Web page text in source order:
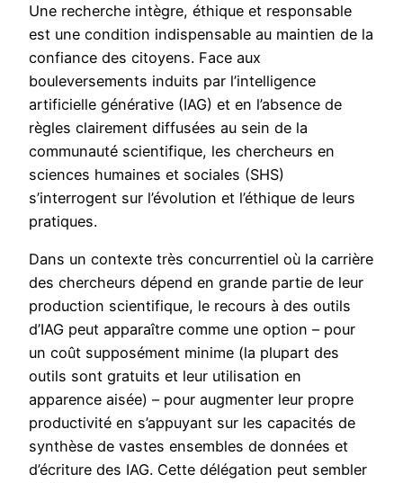
Une recherche intègre, éthique et responsable
est une condition indispensable au maintien de la
confiance des citoyens. Face aux
bouleversements induits par l’intelligence
artificielle générative (IAG) et en l’absence de
règles clairement diffusées au sein de la
communauté scientifique, les chercheurs en
sciences humaines et sociales (SHS)
s’interrogent sur l’évolution et l’éthique de leurs
pratiques.
Dans un contexte très concurrentiel où la carrière
des chercheurs dépend en grande partie de leur
production scientifique, le recours à des outils
d’IAG peut apparaître comme une option – pour
un coût supposément minime (la plupart des
outils sont gratuits et leur utilisation en
apparence aisée) – pour augmenter leur propre
productivité en s’appuyant sur les capacités de
synthèse de vastes ensembles de données et
d’écriture des IAG. Cette délégation peut sembler